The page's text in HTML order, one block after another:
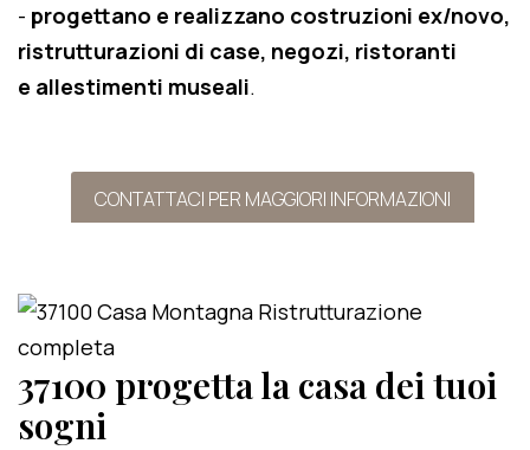
- progettano e realizzano costruzioni ex/novo,
ristrutturazioni di case, negozi, ristoranti
e allestimenti museali.
CONTATTACI PER MAGGIORI INFORMAZIONI
37100 progetta la casa dei tuoi
sogni